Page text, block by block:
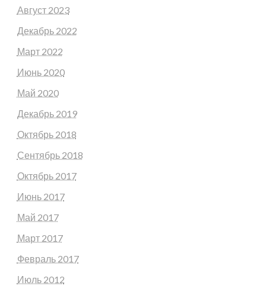
Август 2023
Декабрь 2022
Март 2022
Июнь 2020
Май 2020
Декабрь 2019
Октябрь 2018
Сентябрь 2018
Октябрь 2017
Июнь 2017
Май 2017
Март 2017
Февраль 2017
Июль 2012